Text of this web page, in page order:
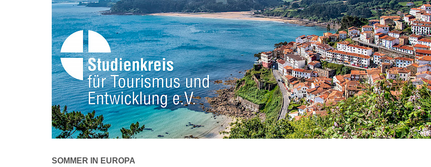
SOMMER IN EUROPA